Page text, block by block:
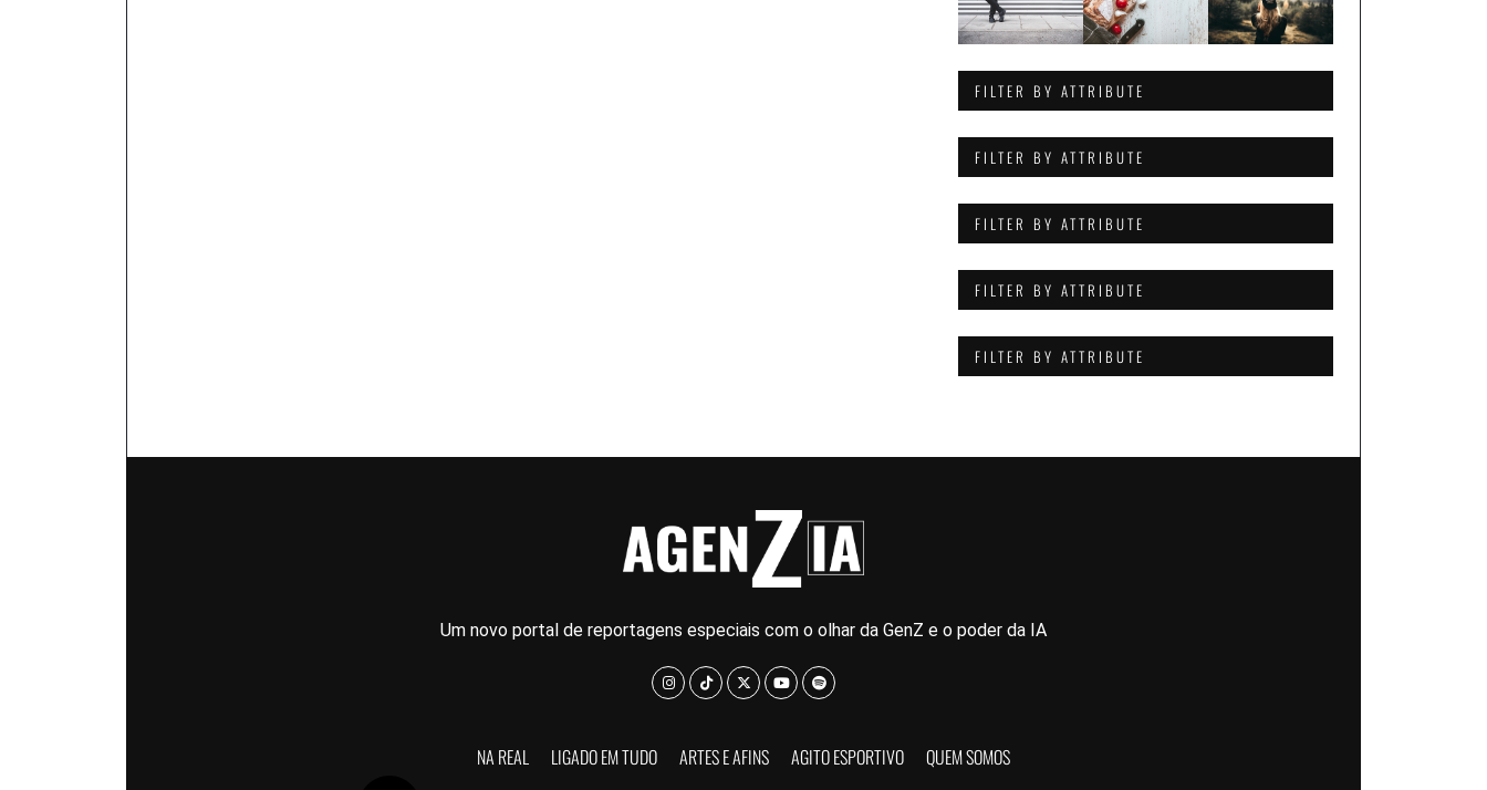
FILTER BY ATTRIBUTE
FILTER BY ATTRIBUTE
FILTER BY ATTRIBUTE
FILTER BY ATTRIBUTE
FILTER BY ATTRIBUTE
Um novo portal de reportagens especiais com o olhar da GenZ e o poder da IA
NA REAL LIGADO EM TUDO ARTES E AFINS AGITO ESPORTIVO QUEM SOMOS